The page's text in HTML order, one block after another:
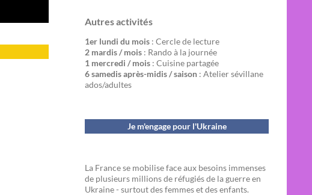
Autres activités
1er lundi du mois : Cercle de lecture
2 mardis / mois : Rando à la journée
1 mercredi / mois : Cuisine partagée
6 samedis après-midis / saison : Atelier sévillane
ados/adultes
Je m'engage pour l'Ukraine
La France se mobilise face aux besoins immenses
de plusieurs millions de réfugiés de la guerre en
Ukraine - surtout des femmes et des enfants.